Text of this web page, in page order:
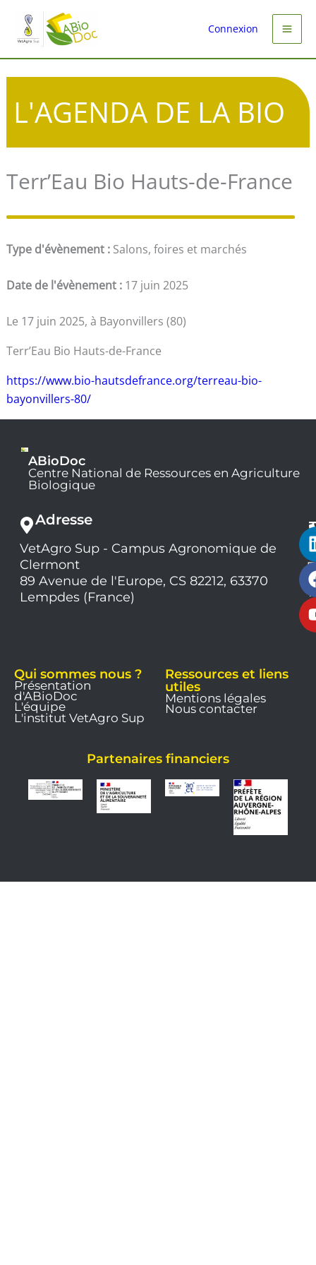
contenu
Connexion
L'AGENDA DE LA BIO
Terr’Eau Bio Hauts-de-France
Type d'évènement : Salons, foires et marchés
Date de l'évènement : 17 juin 2025
Le 17 juin 2025, à Bayonvillers (80)
Terr’Eau Bio Hauts-de-France
https://www.bio-hautsdefrance.org/terreau-bio-
bayonvillers-80/
ABioDoc
Centre National de Ressources en Agriculture
Biologique
Adresse
VetAgro Sup - Campus Agronomique de
Clermont
89 Avenue de l'Europe, CS 82212, 63370
Lempdes (France)
Qui sommes nous ?
Présentation
d'ABioDoc
L'équipe
L'institut VetAgro Sup
Ressources et liens
utiles
Mentions légales
Nous contacter
Partenaires financiers